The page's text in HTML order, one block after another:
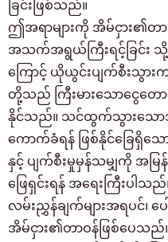
ခြင်းဖြစ်သည်။
ဤအရာများကို အိမ်ငှား၏
အသက်အရွယ်ကြီးရင့်ခြင်း
ကြောင့် ယိုယွင်းပျက်စီးသွားက
တို့သည် ကြီးမားသောငွေတောင်
နိုင်သည်။ သင်ထွက်သွားသောအ
ကောက်ခံရန် ဖြစ်နိုင်ခြေရှိသ
နှင့် ပျက်စီးမှုမှန်သမျှကို အ
ဖြေရှင်းရန် အရေးကြီးပါသည်
လမ်းညွှန်ချက်များအရပင်၊
အိမ်ငှား၏တာဝန်ဖြစ်ပေသည်